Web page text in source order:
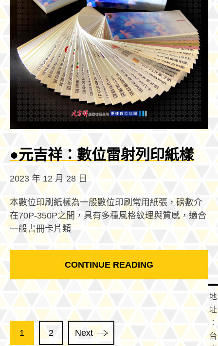
●元吉祥：數位雷射列印紙樣
2023 年 12 月 28 日
本數位印刷紙樣為一般數位印刷常用紙張，磅數介
在70P-350P之間，具有多種風格紋理與質感，適合
一般書冊卡片類
CONTINUE READING
1 2 Next
地
址
：
台